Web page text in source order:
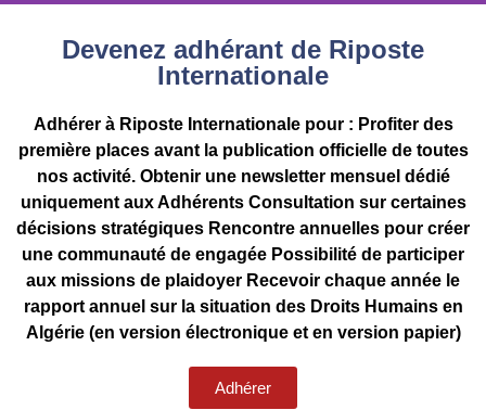
Devenez adhérant de Riposte
Internationale
Adhérer à Riposte Internationale pour : Profiter des
première places avant la publication officielle de toutes
nos activité. Obtenir une newsletter mensuel dédié
uniquement aux Adhérents Consultation sur certaines
décisions stratégiques Rencontre annuelles pour créer
une communauté de engagée Possibilité de participer
aux missions de plaidoyer Recevoir chaque année le
rapport annuel sur la situation des Droits Humains en
Algérie (en version électronique et en version papier)
Adhérer